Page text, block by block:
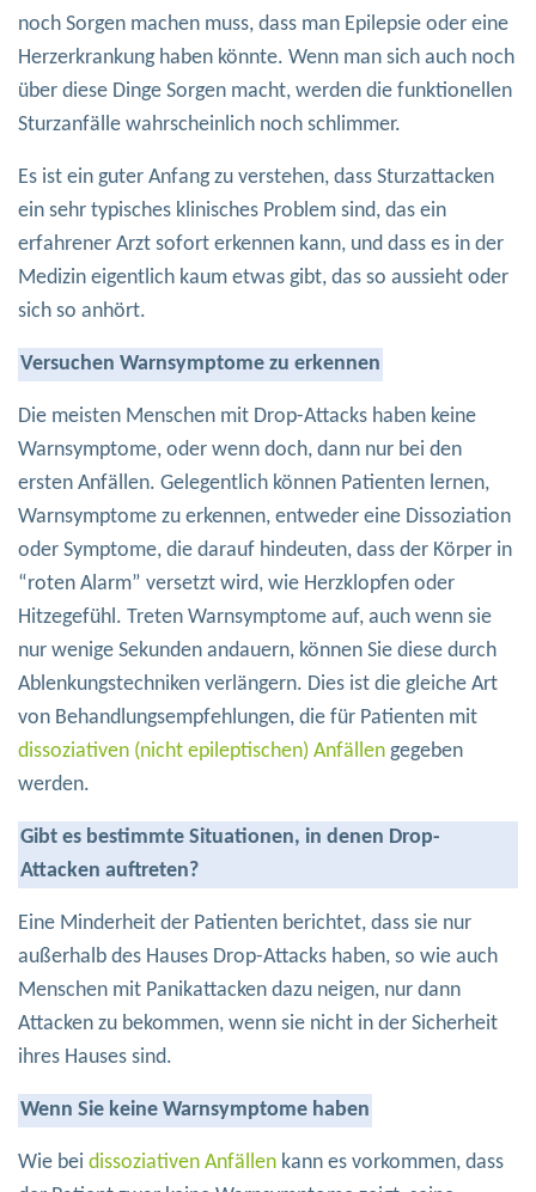
noch Sorgen machen muss, dass man Epilepsie oder eine
Herzerkrankung haben könnte. Wenn man sich auch noch
über diese Dinge Sorgen macht, werden die funktionellen
Sturzanfälle wahrscheinlich noch schlimmer.
Es ist ein guter Anfang zu verstehen, dass Sturzattacken
ein sehr typisches klinisches Problem sind, das ein
erfahrener Arzt sofort erkennen kann, und dass es in der
Medizin eigentlich kaum etwas gibt, das so aussieht oder
sich so anhört.
Versuchen Warnsymptome zu erkennen
Die meisten Menschen mit Drop-Attacks haben keine
Warnsymptome, oder wenn doch, dann nur bei den
ersten Anfällen. Gelegentlich können Patienten lernen,
Warnsymptome zu erkennen, entweder eine Dissoziation
oder Symptome, die darauf hindeuten, dass der Körper in
“roten Alarm” versetzt wird, wie Herzklopfen oder
Hitzegefühl. Treten Warnsymptome auf, auch wenn sie
nur wenige Sekunden andauern, können Sie diese durch
Ablenkungstechniken verlängern. Dies ist die gleiche Art
von Behandlungsempfehlungen, die für Patienten mit
dissoziativen (nicht epileptischen) Anfällen gegeben
werden.
Gibt es bestimmte Situationen, in denen Drop-
Attacken auftreten?
Eine Minderheit der Patienten berichtet, dass sie nur
außerhalb des Hauses Drop-Attacks haben, so wie auch
Menschen mit Panikattacken dazu neigen, nur dann
Attacken zu bekommen, wenn sie nicht in der Sicherheit
ihres Hauses sind.
Wenn Sie keine Warnsymptome haben
Wie bei dissoziativen Anfällen kann es vorkommen, dass